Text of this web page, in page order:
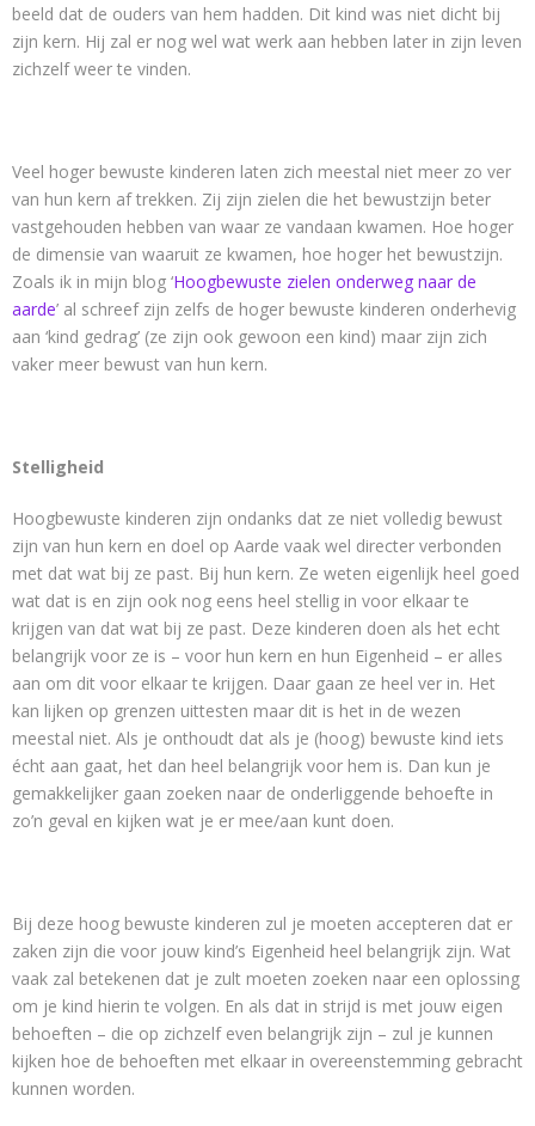
beeld dat de ouders van hem hadden. Dit kind was niet dicht bij
zijn kern. Hij zal er nog wel wat werk aan hebben later in zijn leven
zichzelf weer te vinden.
Veel hoger bewuste kinderen laten zich meestal niet meer zo ver
van hun kern af trekken. Zij zijn zielen die het bewustzijn beter
vastgehouden hebben van waar ze vandaan kwamen. Hoe hoger
de dimensie van waaruit ze kwamen, hoe hoger het bewustzijn.
Zoals ik in mijn blog ‘Hoogbewuste zielen onderweg naar de
aarde’ al schreef zijn zelfs de hoger bewuste kinderen onderhevig
aan ‘kind gedrag’ (ze zijn ook gewoon een kind) maar zijn zich
vaker meer bewust van hun kern.
Stelligheid
Hoogbewuste kinderen zijn ondanks dat ze niet volledig bewust
zijn van hun kern en doel op Aarde vaak wel directer verbonden
met dat wat bij ze past. Bij hun kern. Ze weten eigenlijk heel goed
wat dat is en zijn ook nog eens heel stellig in voor elkaar te
krijgen van dat wat bij ze past. Deze kinderen doen als het echt
belangrijk voor ze is – voor hun kern en hun Eigenheid – er alles
aan om dit voor elkaar te krijgen. Daar gaan ze heel ver in. Het
kan lijken op grenzen uittesten maar dit is het in de wezen
meestal niet. Als je onthoudt dat als je (hoog) bewuste kind iets
écht aan gaat, het dan heel belangrijk voor hem is. Dan kun je
gemakkelijker gaan zoeken naar de onderliggende behoefte in
zo’n geval en kijken wat je er mee/aan kunt doen.
Bij deze hoog bewuste kinderen zul je moeten accepteren dat er
zaken zijn die voor jouw kind’s Eigenheid heel belangrijk zijn. Wat
vaak zal betekenen dat je zult moeten zoeken naar een oplossing
om je kind hierin te volgen. En als dat in strijd is met jouw eigen
behoeften – die op zichzelf even belangrijk zijn – zul je kunnen
kijken hoe de behoeften met elkaar in overeenstemming gebracht
kunnen worden.